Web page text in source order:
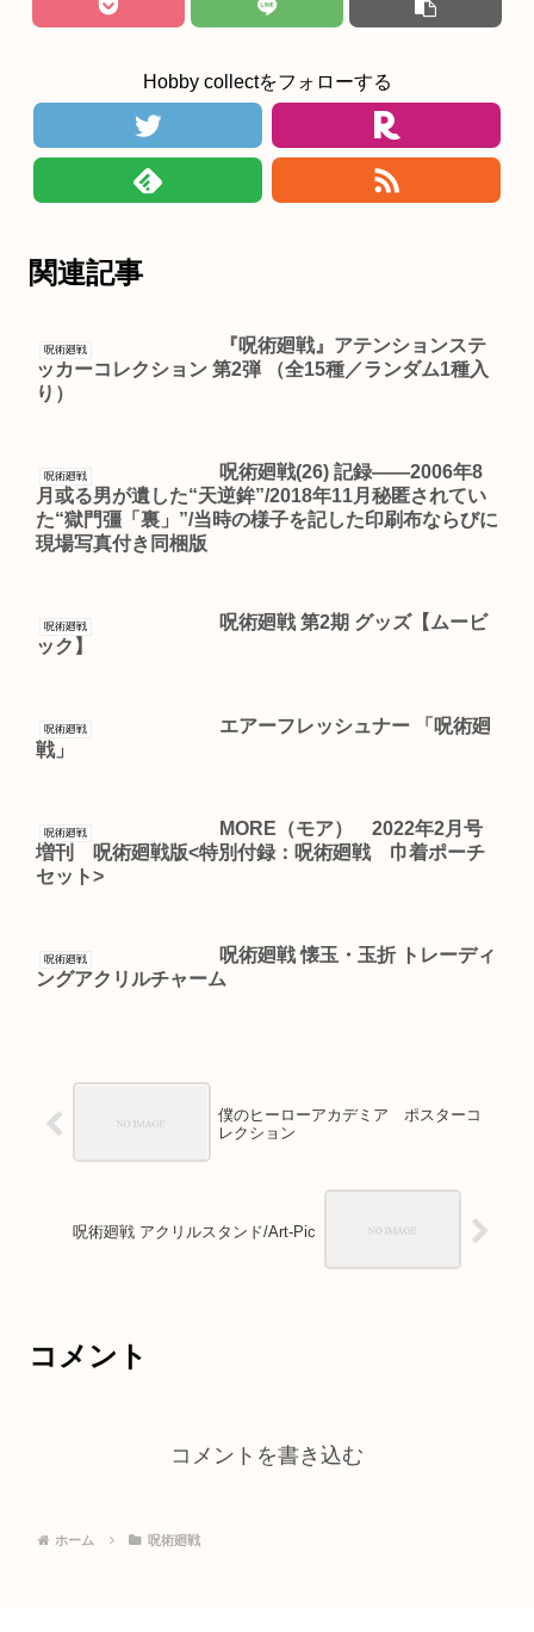
Hobby collectをフォローする
関連記事
呪術廻戦
『呪術廻戦』アテンションステ
ッカーコレクション 第2弾 （全15種／ランダム1種入
り）
呪術廻戦
呪術廻戦(26) 記録――2006年8
月或る男が遺した“天逆鉾”/2018年11月秘匿されてい
た“獄門彊「裏」”/当時の様子を記した印刷布ならびに
現場写真付き同梱版
呪術廻戦
呪術廻戦 第2期 グッズ【ムービ
ック】
呪術廻戦
エアーフレッシュナー 「呪術廻
戦」
呪術廻戦
MORE（モア） 2022年2月号
増刊 呪術廻戦版<特別付録：呪術廻戦 巾着ポーチ
セット>
呪術廻戦
呪術廻戦 懐玉・玉折 トレーディ
ングアクリルチャーム
僕のヒーローアカデミア ポスターコ
レクション
呪術廻戦 アクリルスタンド/Art-Pic
コメント
コメントを書き込む
ホーム 呪術廻戦